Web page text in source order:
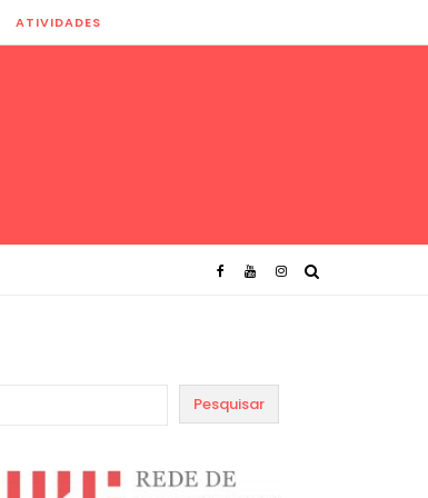
ATIVIDADES
Pesquisar